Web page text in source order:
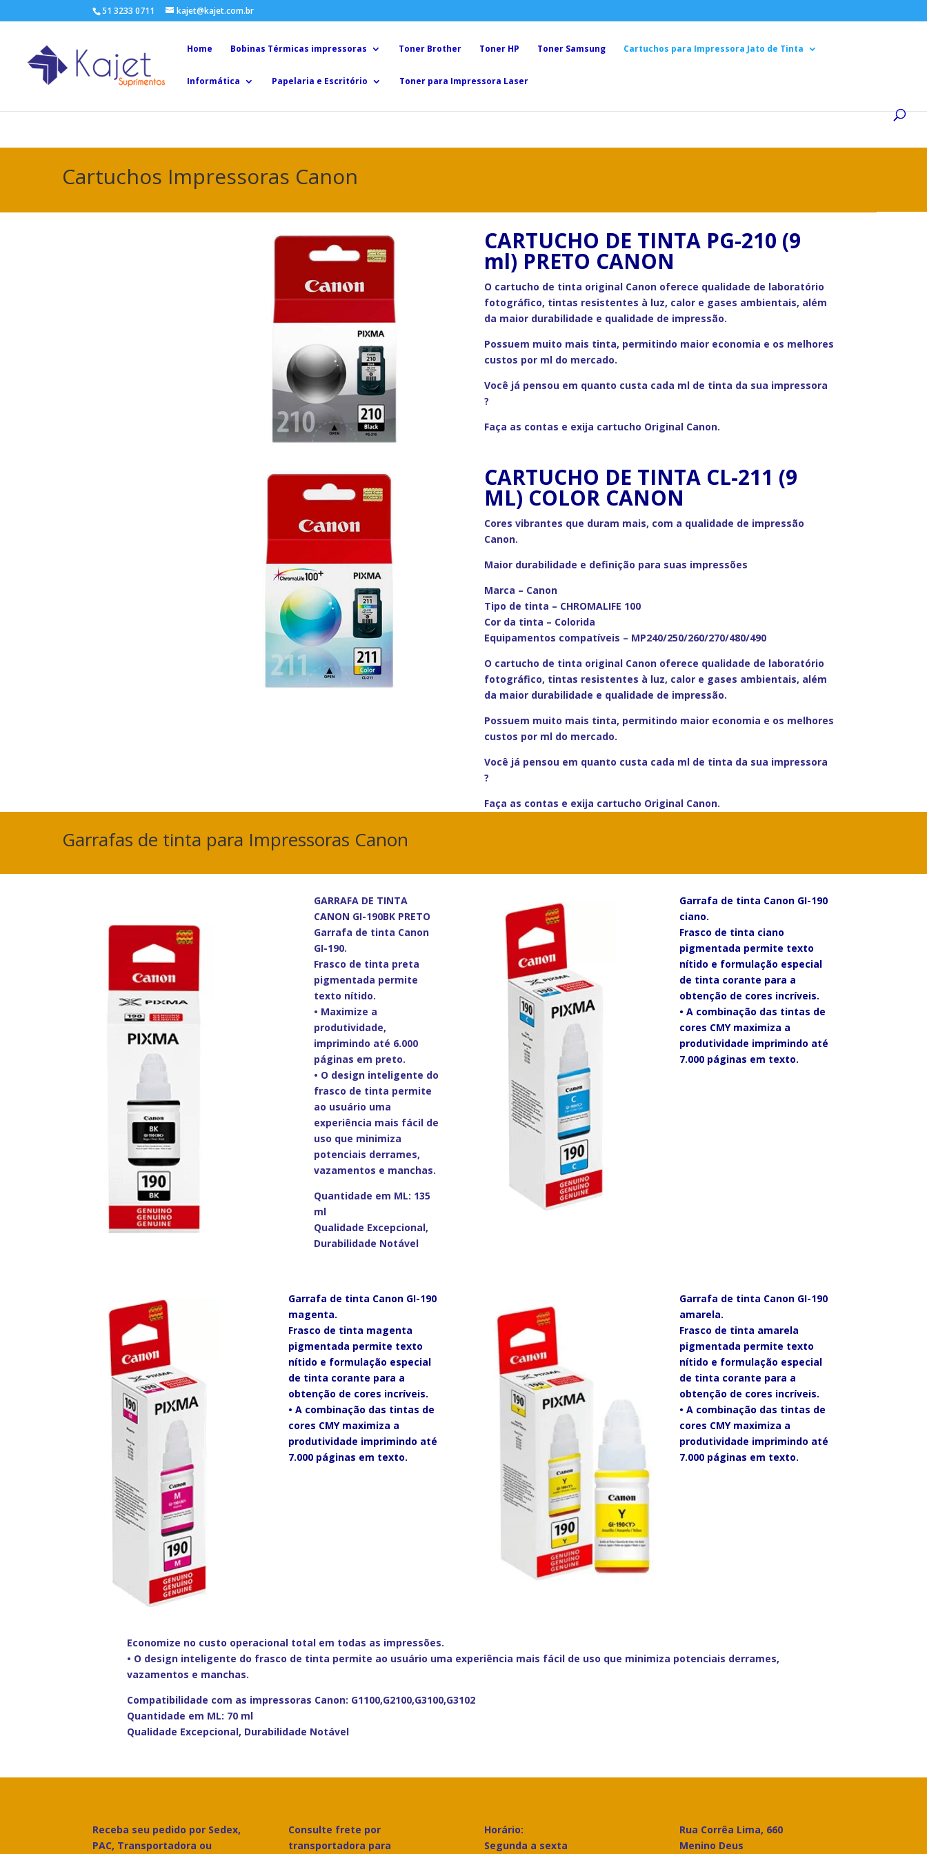
51 3233 0711 kajet@kajet.com.br
Home Bobinas Térmicas impressoras Toner Brother Toner HP Toner Samsung Cartuchos para Impressora Jato de Tinta
Informática Papelaria e Escritório Toner para Impressora Laser
Cartuchos Impressoras Canon
CARTUCHO DE TINTA PG-210 (9
ml) PRETO CANON
O cartucho de tinta original Canon oferece qualidade de laboratório
fotográfico, tintas resistentes à luz, calor e gases ambientais, além
da maior durabilidade e qualidade de impressão.
Possuem muito mais tinta, permitindo maior economia e os melhores
custos por ml do mercado.
Você já pensou em quanto custa cada ml de tinta da sua impressora
?
Faça as contas e exija cartucho Original Canon.
CARTUCHO DE TINTA CL-211 (9
ML) COLOR CANON
Cores vibrantes que duram mais, com a qualidade de impressão
Canon.
Maior durabilidade e definição para suas impressões
Marca – Canon
Tipo de tinta – CHROMALIFE 100
Cor da tinta – Colorida
Equipamentos compatíveis – MP240/250/260/270/480/490
O cartucho de tinta original Canon oferece qualidade de laboratório
fotográfico, tintas resistentes à luz, calor e gases ambientais, além
da maior durabilidade e qualidade de impressão.
Possuem muito mais tinta, permitindo maior economia e os melhores
custos por ml do mercado.
Você já pensou em quanto custa cada ml de tinta da sua impressora
?
Faça as contas e exija cartucho Original Canon.
Garrafas de tinta para Impressoras Canon
GARRAFA DE TINTA
CANON GI-190BK PRETO
Garrafa de tinta Canon
GI-190.
Frasco de tinta preta
pigmentada permite
texto nítido.
• Maximize a
produtividade,
imprimindo até 6.000
páginas em preto.
• O design inteligente do
frasco de tinta permite
ao usuário uma
experiência mais fácil de
uso que minimiza
potenciais derrames,
vazamentos e manchas.
Quantidade em ML: 135
ml
Qualidade Excepcional,
Durabilidade Notável
Garrafa de tinta Canon GI-190
ciano.
Frasco de tinta ciano
pigmentada permite texto
nítido e formulação especial
de tinta corante para a
obtenção de cores incríveis.
• A combinação das tintas de
cores CMY maximiza a
produtividade imprimindo até
7.000 páginas em texto.
Garrafa de tinta Canon GI-190
magenta.
Frasco de tinta magenta
pigmentada permite texto
nítido e formulação especial
de tinta corante para a
obtenção de cores incríveis.
• A combinação das tintas de
cores CMY maximiza a
produtividade imprimindo até
7.000 páginas em texto.
Garrafa de tinta Canon GI-190
amarela.
Frasco de tinta amarela
pigmentada permite texto
nítido e formulação especial
de tinta corante para a
obtenção de cores incríveis.
• A combinação das tintas de
cores CMY maximiza a
produtividade imprimindo até
7.000 páginas em texto.
Economize no custo operacional total em todas as impressões.
• O design inteligente do frasco de tinta permite ao usuário uma experiência mais fácil de uso que minimiza potenciais derrames,
vazamentos e manchas.
Compatibilidade com as impressoras Canon: G1100,G2100,G3100,G3102
Quantidade em ML: 70 ml
Qualidade Excepcional, Durabilidade Notável
Receba seu pedido por Sedex,
PAC, Transportadora ou
Consulte frete por
transportadora para
Horário:
Segunda a sexta
Rua Corrêa Lima, 660
Menino Deus